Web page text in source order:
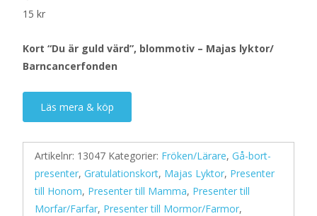
15 kr
Kort “Du är guld värd”, blommotiv – Majas lyktor/
Barncancerfonden
Läs mera & köp
Artikelnr: 13047 Kategorier: Fröken/Lärare, Gå-bort-
presenter, Gratulationskort, Majas Lyktor, Presenter
till Honom, Presenter till Mamma, Presenter till
Morfar/Farfar, Presenter till Mormor/Farmor,